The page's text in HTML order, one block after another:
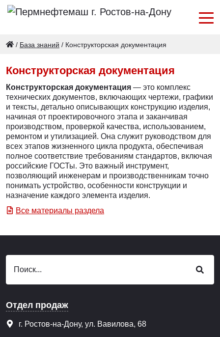
/ База знаний / Конструкторская документация
Конструкторская документация
Конструкторская документация — это комплекс
технических документов, включающих чертежи, графики
и тексты, детально описывающих конструкцию изделия,
начиная от проектировочного этапа и заканчивая
производством, проверкой качества, использованием,
ремонтом и утилизацией. Она служит руководством для
всех этапов жизненного цикла продукта, обеспечивая
полное соответствие требованиям стандартов, включая
российские ГОСТы. Это важный инструмент,
позволяющий инженерам и производственникам точно
понимать устройство, особенности конструкции и
назначение каждого элемента изделия.
Все материалы раздела
Отдел продаж
г. Ростов-на-Дону, ул. Вавилова, 68